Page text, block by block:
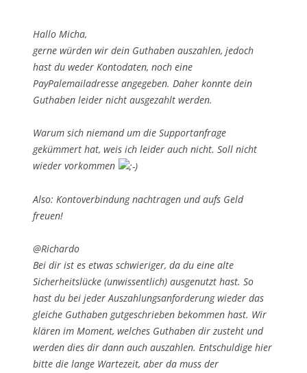
Hallo Micha,
gerne würden wir dein Guthaben auszahlen, jedoch
hast du weder Kontodaten, noch eine
PayPalemailadresse angegeben. Daher konnte dein
Guthaben leider nicht ausgezahlt werden.
Warum sich niemand um die Supportanfrage
gekümmert hat, weis ich leider auch nicht. Soll nicht
wieder vorkommen
Also: Kontoverbindung nachtragen und aufs Geld
freuen!
@Richardo
Bei dir ist es etwas schwieriger, da du eine alte
Sicherheitslücke (unwissentlich) ausgenutzt hast. So
hast du bei jeder Auszahlungsanforderung wieder das
gleiche Guthaben gutgeschrieben bekommen hast. Wir
klären im Moment, welches Guthaben dir zusteht und
werden dies dir dann auch auszahlen. Entschuldige hier
bitte die lange Wartezeit, aber da muss der